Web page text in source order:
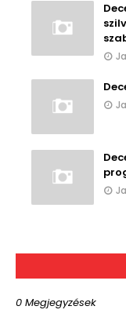
0 Megjegyzések